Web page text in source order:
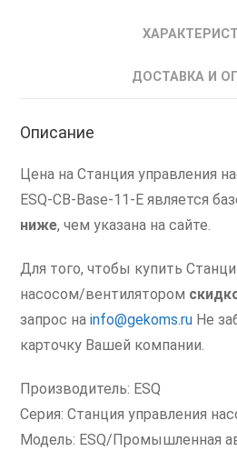
ДОСТАВКА И
Описание
Цена на Станция управления
ESQ-CB-Base-11-E является
ниже, чем указана на сайте.
Для того, чтобы купить
насосом/вентилятором
запрос наinfo@gekoms.ru Не
карточку Вашей компании.
Производитель: ESQ
Серия: Станция управления
Модель: ESQ/Промышленная